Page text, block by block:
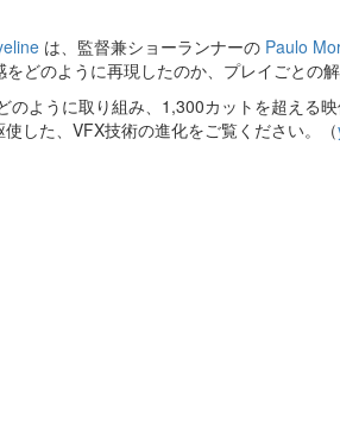
は、監督兼ショーランナーの Paulo
どのように再現したのか、プレイごとの解
ように取り組み、1,300カットを超える
した、VFX技術の進化をご覧ください。（